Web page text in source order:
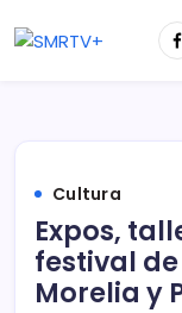
Cultura
Expos,
festival
Morelia y